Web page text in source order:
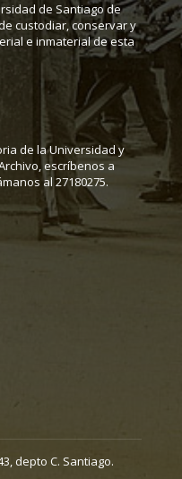
de Santiago de
custodiar, conservar y
e inmaterial de esta
de la Universidad y
escríbenos a
al 27180275.
depto C. Santiago.